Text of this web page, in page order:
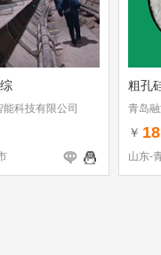
能科技有限公司
粗孔
青岛
￥
山东-